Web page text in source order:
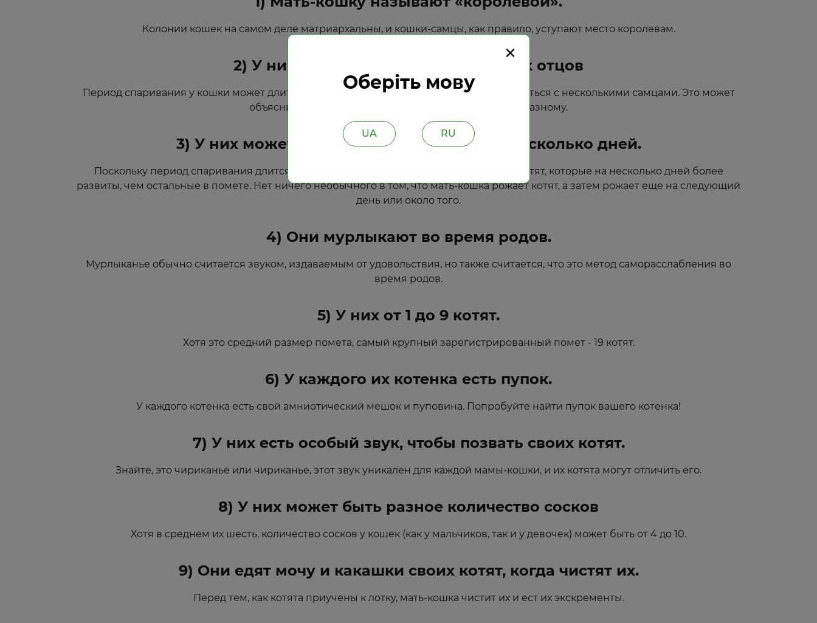
Оберіть мову
×
UA RU
Колонии кошек на самом деле матриархальны, и кошки-самцы, как правило, уступают место королевам.
2) У них могут быть котята от разных отцов
Период спаривания у кошки может длиться неделю, и за это время она может спариваться с несколькими самцами. Это может
объяснить пометы котят, которые выглядят очень по-разному.
3) У них может быть котята с разницей в несколько дней.
Поскольку период спаривания длится несколько дней, вы также можете получить котят, которые на несколько дней более
развиты, чем остальные в помете. Нет ничего необычного в том, что мать-кошка рожает котят, а затем рожает еще на следующий
день или около того.
4) Они мурлыкают во время родов.
Мурлыканье обычно считается звуком, издаваемым от удовольствия, но также считается, что это метод саморасслабления во
время родов.
5) У них от 1 до 9 котят.
Хотя это средний размер помета, самый крупный зарегистрированный помет - 19 котят.
6) У каждого их котенка есть пупок.
У каждого котенка есть свой амниотический мешок и пуповина. Попробуйте найти пупок вашего котенка!
7) У них есть особый звук, чтобы позвать своих котят.
Знайте, это чириканье или чириканье, этот звук уникален для каждой мамы-кошки, и их котята могут отличить его.
8) У них может быть разное количество сосков
Хотя в среднем их шесть, количество сосков у кошек (как у мальчиков, так и у девочек) может быть от 4 до 10.
9) Они едят мочу и какашки своих котят, когда чистят их.
Перед тем, как котята приучены к лотку, мать-кошка чистит их и ест их экскременты.